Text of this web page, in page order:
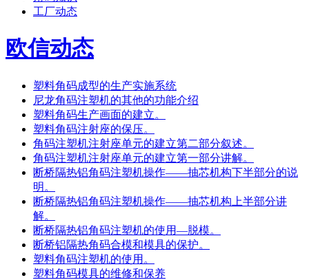
工厂动态
欧信动态
塑料角码成型的生产实施系统
尼龙角码注塑机的其他的功能介绍
塑料角码生产画面的建立。
塑料角码注射座的保压。
角码注塑机注射座单元的建立第二部分叙述。
角码注塑机注射座单元的建立第一部分讲解。
断桥隔热铝角码注塑机操作——抽芯机构下半部分的说
明。
断桥隔热铝角码注塑机操作——抽芯机构上半部分讲
解。
断桥隔热铝角码注塑机的使用—脱模。
断桥铝隔热角码合模和模具的保护。
塑料角码注塑机的使用。
塑料角码模具的维修和保养